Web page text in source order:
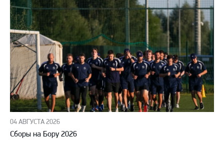
04 АВГУСТА 2026
Сборы на Бору 2026